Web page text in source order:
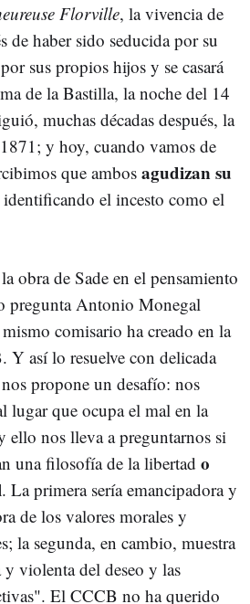
Florville, la vivencia de
de haber sido seducida por su
sus propios hijos y se casará
de la Bastilla, la noche del 14
muchas décadas después, la
y hoy, cuando vamos de
que ambosagudizan su
identificando el incesto como el
obra de Sade en el pensamiento
pregunta Antonio Monegal
comisario ha creado en la
Y así lo resuelve con delicada
propone un desafío: nos
lugar que ocupa el mal en la
ello nos lleva a preguntarnos si
una filosofía de la libertad o
. La primera sería emancipadora y
de los valores morales y
la segunda, en cambio, muestra
violenta del deseo y las
El CCCB no ha querido